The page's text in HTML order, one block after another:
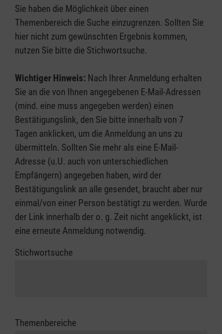
Sie haben die Möglichkeit über einen
Themenbereich die Suche einzugrenzen. Sollten Sie
hier nicht zum gewünschten Ergebnis kommen,
nutzen Sie bitte die Stichwortsuche.
Wichtiger Hinweis: Nach Ihrer Anmeldung erhalten
Sie an die von Ihnen angegebenen E-Mail-Adressen
(mind. eine muss angegeben werden) einen
Bestätigungslink, den Sie bitte innerhalb von 7
Tagen anklicken, um die Anmeldung an uns zu
übermitteln. Sollten Sie mehr als eine E-Mail-
Adresse (u.U. auch von unterschiedlichen
Empfängern) angegeben haben, wird der
Bestätigungslink an alle gesendet, braucht aber nur
einmal/von einer Person bestätigt zu werden. Wurde
der Link innerhalb der o. g. Zeit nicht angeklickt, ist
eine erneute Anmeldung notwendig.
Stichwortsuche
Themenbereiche